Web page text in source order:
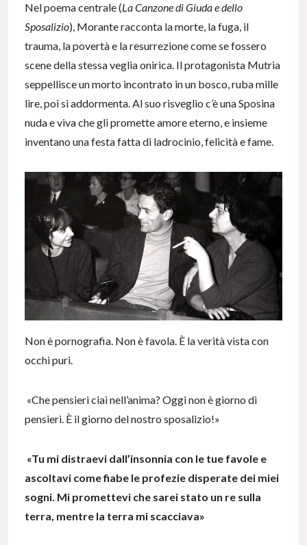
Nel poema centrale (La Canzone di Giuda e dello
Sposalizio), Morante racconta la morte, la fuga, il
trauma, la povertà e la resurrezione come se fossero
scene della stessa veglia onirica. Il protagonista Mutria
seppellisce un morto incontrato in un bosco, ruba mille
lire, poi si addormenta. Al suo risveglio c’è una Sposina
nuda e viva che gli promette amore eterno, e insieme
inventano una festa fatta di ladrocinio, felicità e fame.
Non è pornografia. Non è favola. È la verità vista con
occhi puri.
«Che pensieri ciai nell’anima? Oggi non è giorno di
pensieri. È il giorno del nostro sposalizio!»
«Tu mi distraevi dall’insonnia con le tue favole e
ascoltavi come fiabe le profezie disperate dei miei
sogni. Mi promettevi che sarei stato un re sulla
terra, mentre la terra mi scacciava»